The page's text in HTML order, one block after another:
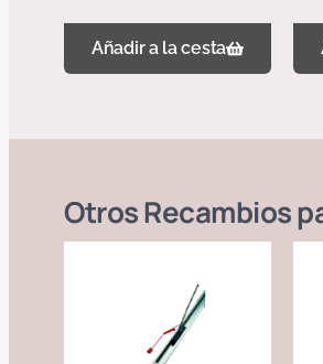
Añadir a la cesta
OtrosRecambios